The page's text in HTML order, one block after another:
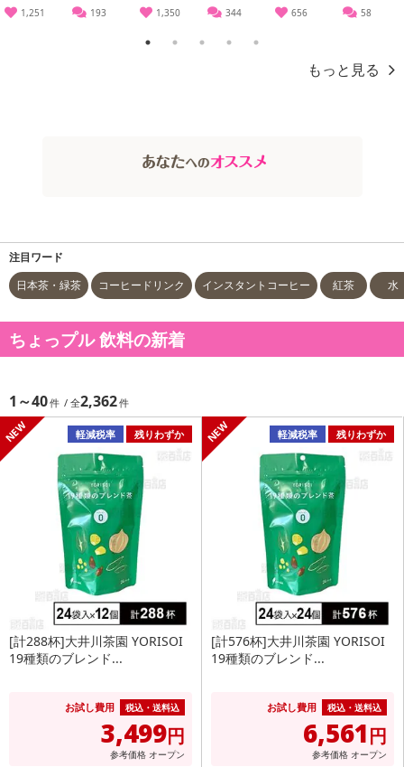
1,251 193 1,350 344 656 58
1 2 3 4 5
もっと見る
注目ワード
日本茶・緑茶
コーヒードリンク インスタントコーヒー 紅茶 水
ちょっプル 飲料の新着
1～40 2,362
軽減税率 残りわずか
[計288杯]大井川茶園 YORISOI
19種類のブレンド...
お試し費用 税込・送料込
3,499円
参考価格 オープン
軽減税率 残りわずか
[計576杯]大井川茶園 YORISOI
19種類のブレンド...
お試し費用 税込・送料込
6,561円
参考価格 オープン